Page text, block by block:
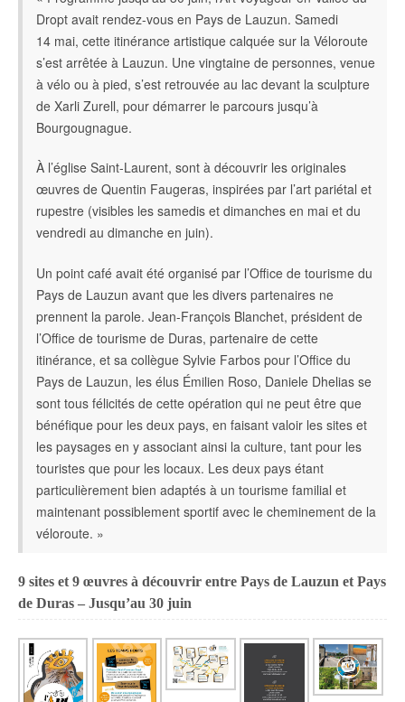
Dropt avait rendez-vous en Pays de Lauzun. Samedi
14 mai, cette itinérance artistique calquée sur la Véloroute
s’est arrêtée à Lauzun. Une vingtaine de personnes, venue
à vélo ou à pied, s’est retrouvée au lac devant la sculpture
de Xarli Zurell, pour démarrer le parcours jusqu’à
Bourgougnague.
À l’église Saint-Laurent, sont à découvrir les originales
œuvres de Quentin Faugeras, inspirées par l’art pariétal et
rupestre (visibles les samedis et dimanches en mai et du
vendredi au dimanche en juin).
Un point café avait été organisé par l’Office de tourisme du
Pays de Lauzun avant que les divers partenaires ne
prennent la parole. Jean-François Blanchet, président de
l’Office de tourisme de Duras, partenaire de cette
itinérance, et sa collègue Sylvie Farbos pour l’Office du
Pays de Lauzun, les élus Émilien Roso, Daniele Dhelias se
sont tous félicités de cette opération qui ne peut être que
bénéfique pour les deux pays, en faisant valoir les sites et
les paysages en y associant ainsi la culture, tant pour les
touristes que pour les locaux. Les deux pays étant
particulièrement bien adaptés à un tourisme familial et
maintenant possiblement sportif avec le cheminement de la
véloroute. »
9 sites et 9 œuvres à découvrir entre Pays de Lauzun et Pays
de Duras – Jusqu’au 30 juin